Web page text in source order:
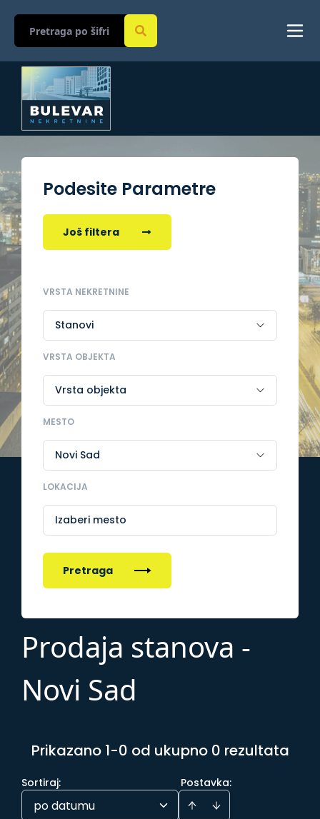
Podesite Parametre
Još filtera
VRSTA NEKRETNINE
VRSTA OBJEKTA
MESTO
LOKACIJA
Izaberi mesto
Pretraga
Prodaja stanova -
Novi Sad
Prikazano 1-0 od ukupno 0 rezultata
Postavka:
Sortiraj:
po datumu